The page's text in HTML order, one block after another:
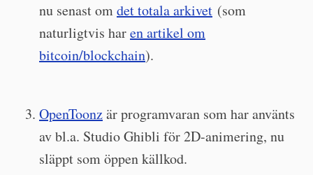
nu senast omdet totala arkivet (som
naturligtvis haren artikel om
bitcoin/blockchain).
OpenToonzär programvaran som har använts
av bl.a. Studio Ghibli för 2D-animering, nu
släppt som öppen källkod.